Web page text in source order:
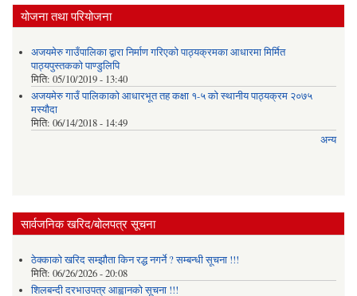
योजना तथा परियोजना
अजयमेरु गाउँपालिका द्वारा निर्माण गरिएको पाठ्यक्रमका आधारमा मिर्मित
पाठ्यपुस्तकको पाण्डुलिपि
मिति: 05/10/2019 - 13:40
अजयमेरु गाउँ पालिकाको आधारभूत तह कक्षा १-५ को स्थानीय पाठ्यक्रम २०७५
मस्यौदा
मिति: 06/14/2018 - 14:49
अन्य
सार्वजनिक खरिद/बोलपत्र सूचना
ठेक्काको खरिद सम्झौता किन रद्ध नगर्ने ? सम्बन्धी सूचना !!!
मिति: 06/26/2026 - 20:08
शिलबन्दी दरभाउपत्र आह्वानको सूचना !!!